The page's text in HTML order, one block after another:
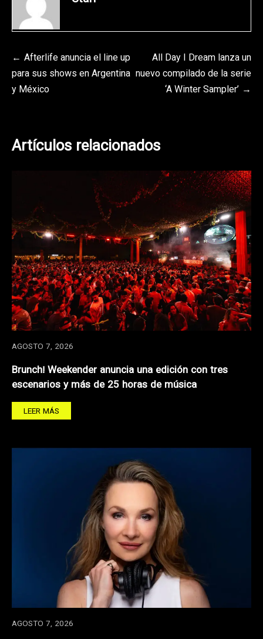
Navegación
de
Afterlife anuncia el line up
para sus shows en Argentina
y México
All Day I Dream lanza un
nuevo compilado de la serie
‘A Winter Sampler’
Artículos relacionados
AGOSTO 7, 2026
Brunch! Weekender anuncia una edición con tres
escenarios y más de 25 horas de música
LEER MÁS
AGOSTO 7, 2026